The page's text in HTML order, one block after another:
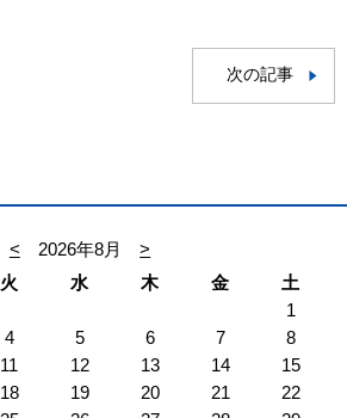
次の記事
< 2026年8月
>
火 水 木 金
土
1
4 5 6 7
8
11 12 13 14
15
18 19 20 21
22